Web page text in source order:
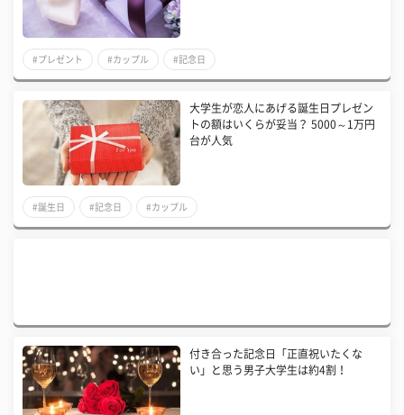
#プレゼント #カップル #記念日
大学生が恋人にあげる誕生日プレゼン
トの額はいくらが妥当？ 5000～1万円
台が人気
#誕生日 #記念日 #カップル
付き合った記念日「正直祝いたくな
い」と思う男子大学生は約4割！